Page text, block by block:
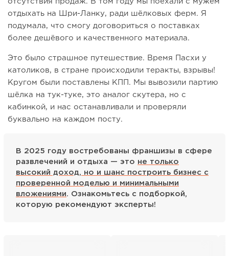
отдыхать на Шри-Ланку, ради шёлковых ферм. Я
подумала, что смогу договориться о поставках
более дешёвого и качественного материала.
Это было страшное путешествие. Время Пасхи у
католиков, в стране происходили теракты, взрывы!
Кругом были поставлены КПП. Мы вывозили партию
шёлка на тук-туке, это аналог скутера, но с
кабинкой, и нас останавливали и проверяли
буквально на каждом посту.
В 2025 году востребованы франшизы в сфере
развлечений и отдыха — это не только
высокий доход, но и шанс построить бизнес с
проверенной моделью и минимальными
вложениями. Ознакомьтесь с подборкой,
которую рекомендуют эксперты!